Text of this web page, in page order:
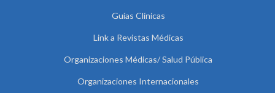
Guías Clínicas
Link a Revistas Médicas
Organizaciones Médicas/ Salud Pública
Organizaciones Internacionales